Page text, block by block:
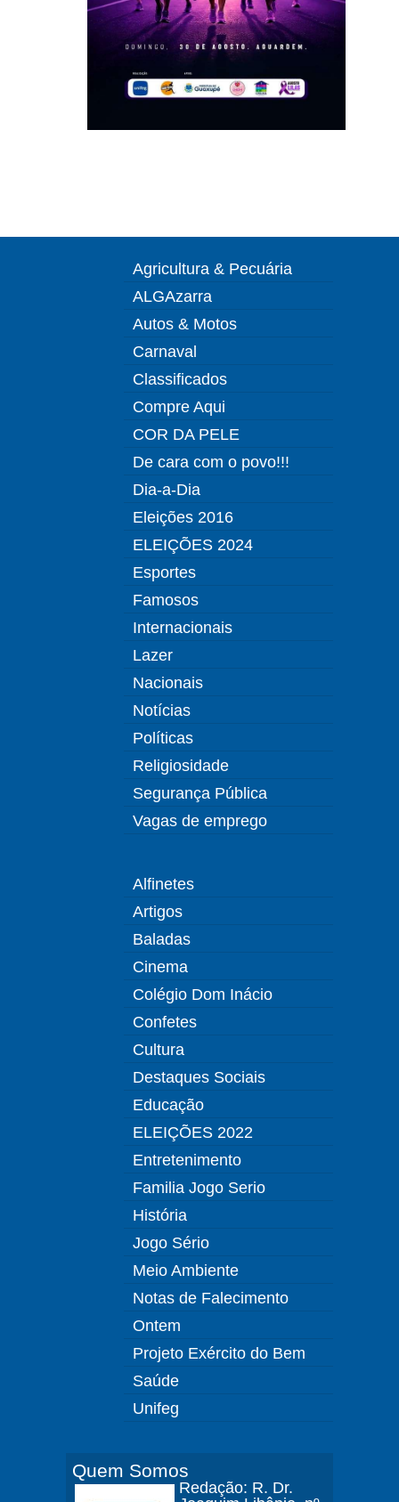
Agricultura & Pecuária
ALGAzarra
Autos & Motos
Carnaval
Classificados
Compre Aqui
COR DA PELE
De cara com o povo!!!
Dia-a-Dia
Eleições 2016
ELEIÇÕES 2024
Esportes
Famosos
Internacionais
Lazer
Nacionais
Notícias
Políticas
Religiosidade
Segurança Pública
Vagas de emprego
Alfinetes
Artigos
Baladas
Cinema
Colégio Dom Inácio
Confetes
Cultura
Destaques Sociais
Educação
ELEIÇÕES 2022
Entretenimento
Familia Jogo Serio
História
Jogo Sério
Meio Ambiente
Notas de Falecimento
Ontem
Projeto Exército do Bem
Saúde
Unifeg
Quem Somos
Redação: R. Dr.